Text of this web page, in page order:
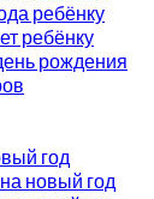
ребёнку
ребёнку
рождения
год
новый год